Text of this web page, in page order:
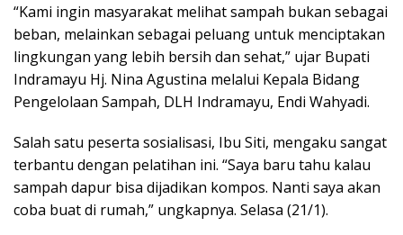
“Kami ingin masyarakat melihat sampah bukan sebagai
beban, melainkan sebagai peluang untuk menciptakan
lingkungan yang lebih bersih dan sehat,” ujar Bupati
Indramayu Hj. Nina Agustina melalui Kepala Bidang
Pengelolaan Sampah, DLH Indramayu, Endi Wahyadi.
Salah satu peserta sosialisasi, Ibu Siti, mengaku sangat
terbantu dengan pelatihan ini. “Saya baru tahu kalau
sampah dapur bisa dijadikan kompos. Nanti saya akan
coba buat di rumah,” ungkapnya. Selasa (21/1).